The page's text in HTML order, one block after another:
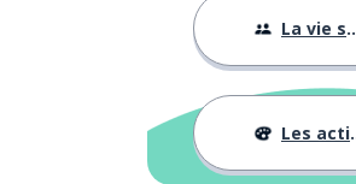
La vie sociale
Les activités